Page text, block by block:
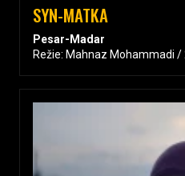
SYN-MATKA
Pesar-Madar
Režie: Mahnaz Mohammadi